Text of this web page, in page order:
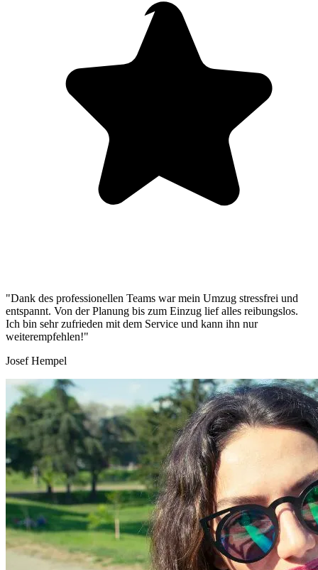
"Dank des professionellen Teams war mein Umzug stressfrei und
entspannt. Von der Planung bis zum Einzug lief alles reibungslos.
Ich bin sehr zufrieden mit dem Service und kann ihn nur
weiterempfehlen!"
Josef Hempel